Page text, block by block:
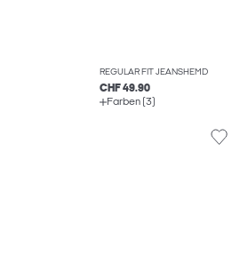
REGULAR FIT JEANSHEMD
CHF 49.90
Farben (3)